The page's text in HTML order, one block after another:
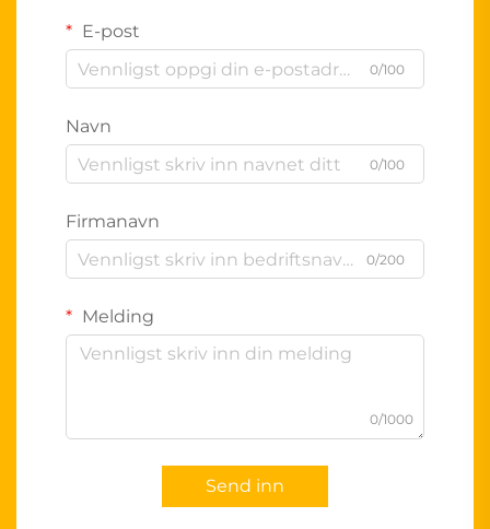
E-post
0/100
Navn
0/100
Firmanavn
0/200
Melding
0/1000
Send inn